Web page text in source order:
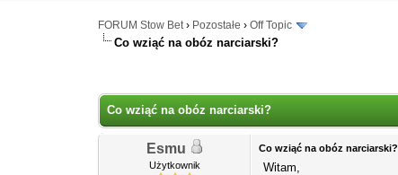
FORUM Stow Bet› Pozostałe ›Off Topic
Co wziąć na obóz narciarski?
Co wziąć na obóz narciarski?
Esmu
Użytkownik
Co wziąć na obóz narciarski?
Witam,